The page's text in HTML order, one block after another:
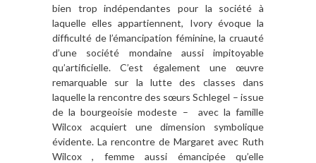
bien trop indépendantes pour la société à
laquelle elles appartiennent, Ivory évoque la
difficulté de l’émancipation féminine, la cruauté
d’une société mondaine aussi impitoyable
qu’artificielle. C’est également une œuvre
remarquable sur la lutte des classes dans
laquelle la rencontre des sœurs Schlegel – issue
de la bourgeoisie modeste – avec la famille
Wilcox acquiert une dimension symbolique
évidente. La rencontre de Margaret avec Ruth
Wilcox , femme aussi émancipée qu’elle